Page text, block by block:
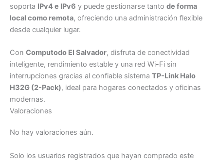
soporta IPv4 e IPv6 y puede gestionarse tanto de forma
local como remota, ofreciendo una administración flexible
desde cualquier lugar.
Con Computodo El Salvador, disfruta de conectividad
inteligente, rendimiento estable y una red Wi-Fi sin
interrupciones gracias al confiable sistema TP-Link Halo
H32G (2-Pack), ideal para hogares conectados y oficinas
modernas.
Valoraciones
No hay valoraciones aún.
Solo los usuarios registrados que hayan comprado este